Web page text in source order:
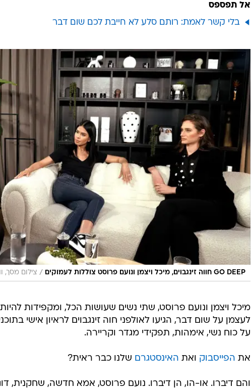
אל תפספס
בלי קשר לאמת: רותם סלע לא חייבת לכם שום דבר
GO DEEP חווה זינגבוים, מיכל ויצמן ונועם פרוסט צוללות לעמוקים / צילום מסך,
מיכל ויצמן ונועם פרוסט, שתי נשים שעושות הכל, ומקפידות
על כוח נשי, אימהות, תפקידי מגדר וקריירה.
את הפייסבוק ואת האינסטגרם שלנו כבר ראית?
והם דיברו. או-הו, הן דיברו. נועם פרוסט, אמא חדשה, שחקנית,